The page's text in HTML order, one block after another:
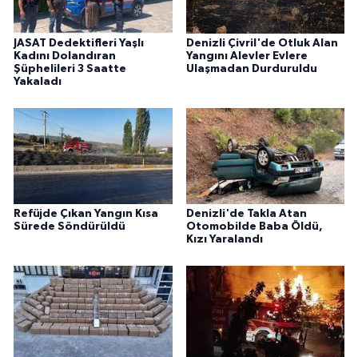
JASAT Dedektifleri Yaşlı
Kadını Dolandıran
Şüphelileri 3 Saatte
Yakaladı
Denizli Çivril'de Otluk Alan
Yangını Alevler Evlere
Ulaşmadan Durduruldu
Refüjde Çıkan Yangın Kısa
Sürede Söndürüldü
Denizli'de Takla Atan
Otomobilde Baba Öldü,
Kızı Yaralandı